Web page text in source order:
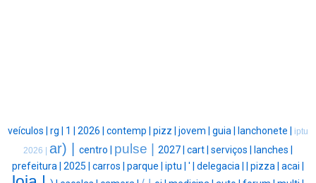
veículos | rg | 1 | 2026 | contemp | pizz | jovem | guia | lanchonete |
iptu
2026 | ar) | centro | pulse | 2027 | cart | serviços |
lanches |
prefeitura | 2025 | carros | parque | iptu | ' | delegacia | pizza | acai |